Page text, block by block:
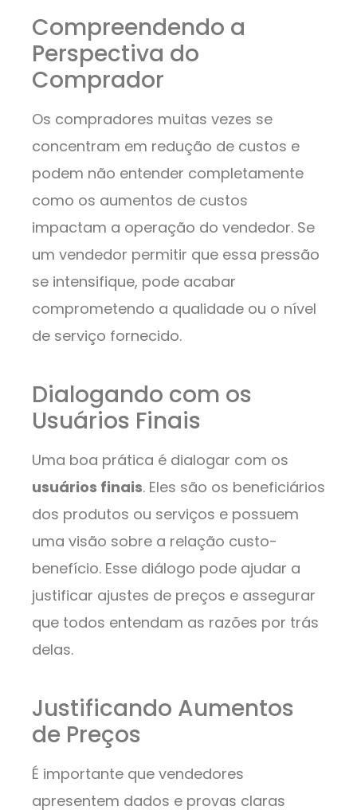
Compreendendo a
Perspectiva do
Comprador
Os compradores muitas vezes se
concentram em redução de custos e
podem não entender completamente
como os aumentos de custos
impactam a operação do vendedor. Se
um vendedor permitir que essa pressão
se intensifique, pode acabar
comprometendo a qualidade ou o nível
de serviço fornecido.
Dialogando com os
Usuários Finais
Uma boa prática é dialogar com os
usuários finais. Eles são os beneficiários
dos produtos ou serviços e possuem
uma visão sobre a relação custo-
benefício. Esse diálogo pode ajudar a
justificar ajustes de preços e assegurar
que todos entendam as razões por trás
delas.
Justificando Aumentos
de Preços
É importante que vendedores
apresentem dados e provas claras